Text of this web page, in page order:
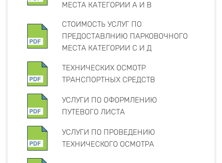
МЕСТА КАТЕГОРИИ А И В
СТОИМОСТЬ УСЛУГ ПО
ПРЕДОСТАВЛНИЮ ПАРКОВОЧНОГО
МЕСТА КАТЕГОРИИ С И Д
ТЕХНИЧЕСКИХ ОСМОТР
ТРАНСПОРТНЫХ СРЕДСТВ
УСЛУГИ ПО ОФОРМЛЕНИЮ
ПУТЕВОГО ЛИСТА
УСЛУГИ ПО ПРОВЕДЕНИЮ
ТЕХНИЧЕСКОГО ОСМОТРА